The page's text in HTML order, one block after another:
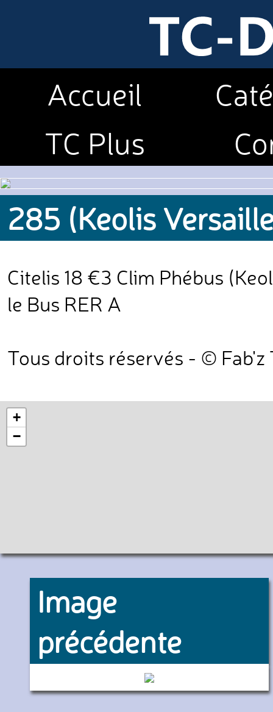
Accueil
TC Plus
285 (Keolis
Citelis 18 €3 Clim Phébus
le Bus RER A
Tous droits réservés - © Fab'z
+
−
Image
précédente
994 (Keolis Yvelines)